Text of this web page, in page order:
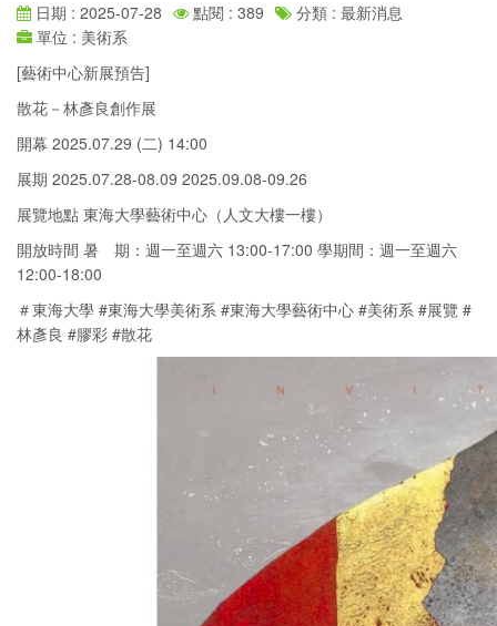
日期 : 2025-07-28 點閱 : 389
分類 : 最新消息
單位 : 美術系
[藝術中心新展預告]
散花－林彥良創作展
開幕 2025.07.29 (二) 14:00
展期 2025.07.28-08.09 2025.09.08-09.26
展覽地點 東海大學藝術中心（人文大樓一樓）
開放時間 暑 期：週一至週六 13:00-17:00 學期間：週一至週六
12:00-18:00
＃東海大學 #東海大學美術系 #東海大學藝術中心 #美術系 #展覽 #
林彥良 #膠彩 #散花